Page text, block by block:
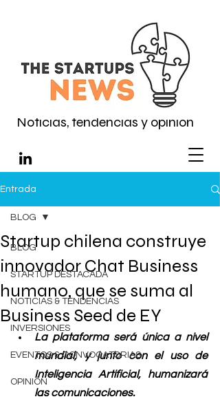
Noticias, tendencias y opinión
Entrada
BLOG
STARTUP DESTACADA
NOTICIAS & TENDENCIAS
INVERSIONES
EVENTOS & CONVOCATORIAS
OPINIÓN
BLOG
Startup chilena construye
innovador Chat Business
humano, que se suma al
Business Seed de EY
La plataforma será única a nivel
mundial, y junto con el uso de
Inteligencia Artificial, humanizará
las comunicaciones.